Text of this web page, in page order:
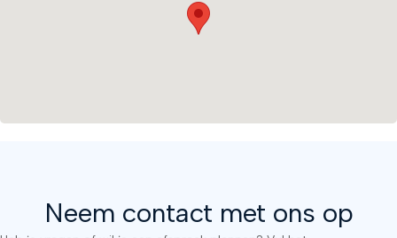
Neem contact met ons op